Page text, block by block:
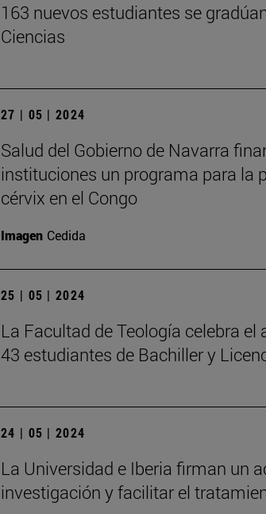
163 nuevos estudiantes se
Ciencias
27 | 05 | 2024
Salud del Gobierno de Navarra
instituciones un programa para la
cérvix en el Congo
Imagen Cedida
25 | 05 | 2024
La Facultad de Teología celebra el
43 estudiantes de Bachiller y
24 | 05 | 2024
La Universidad e Iberia firman un
investigación y facilitar el